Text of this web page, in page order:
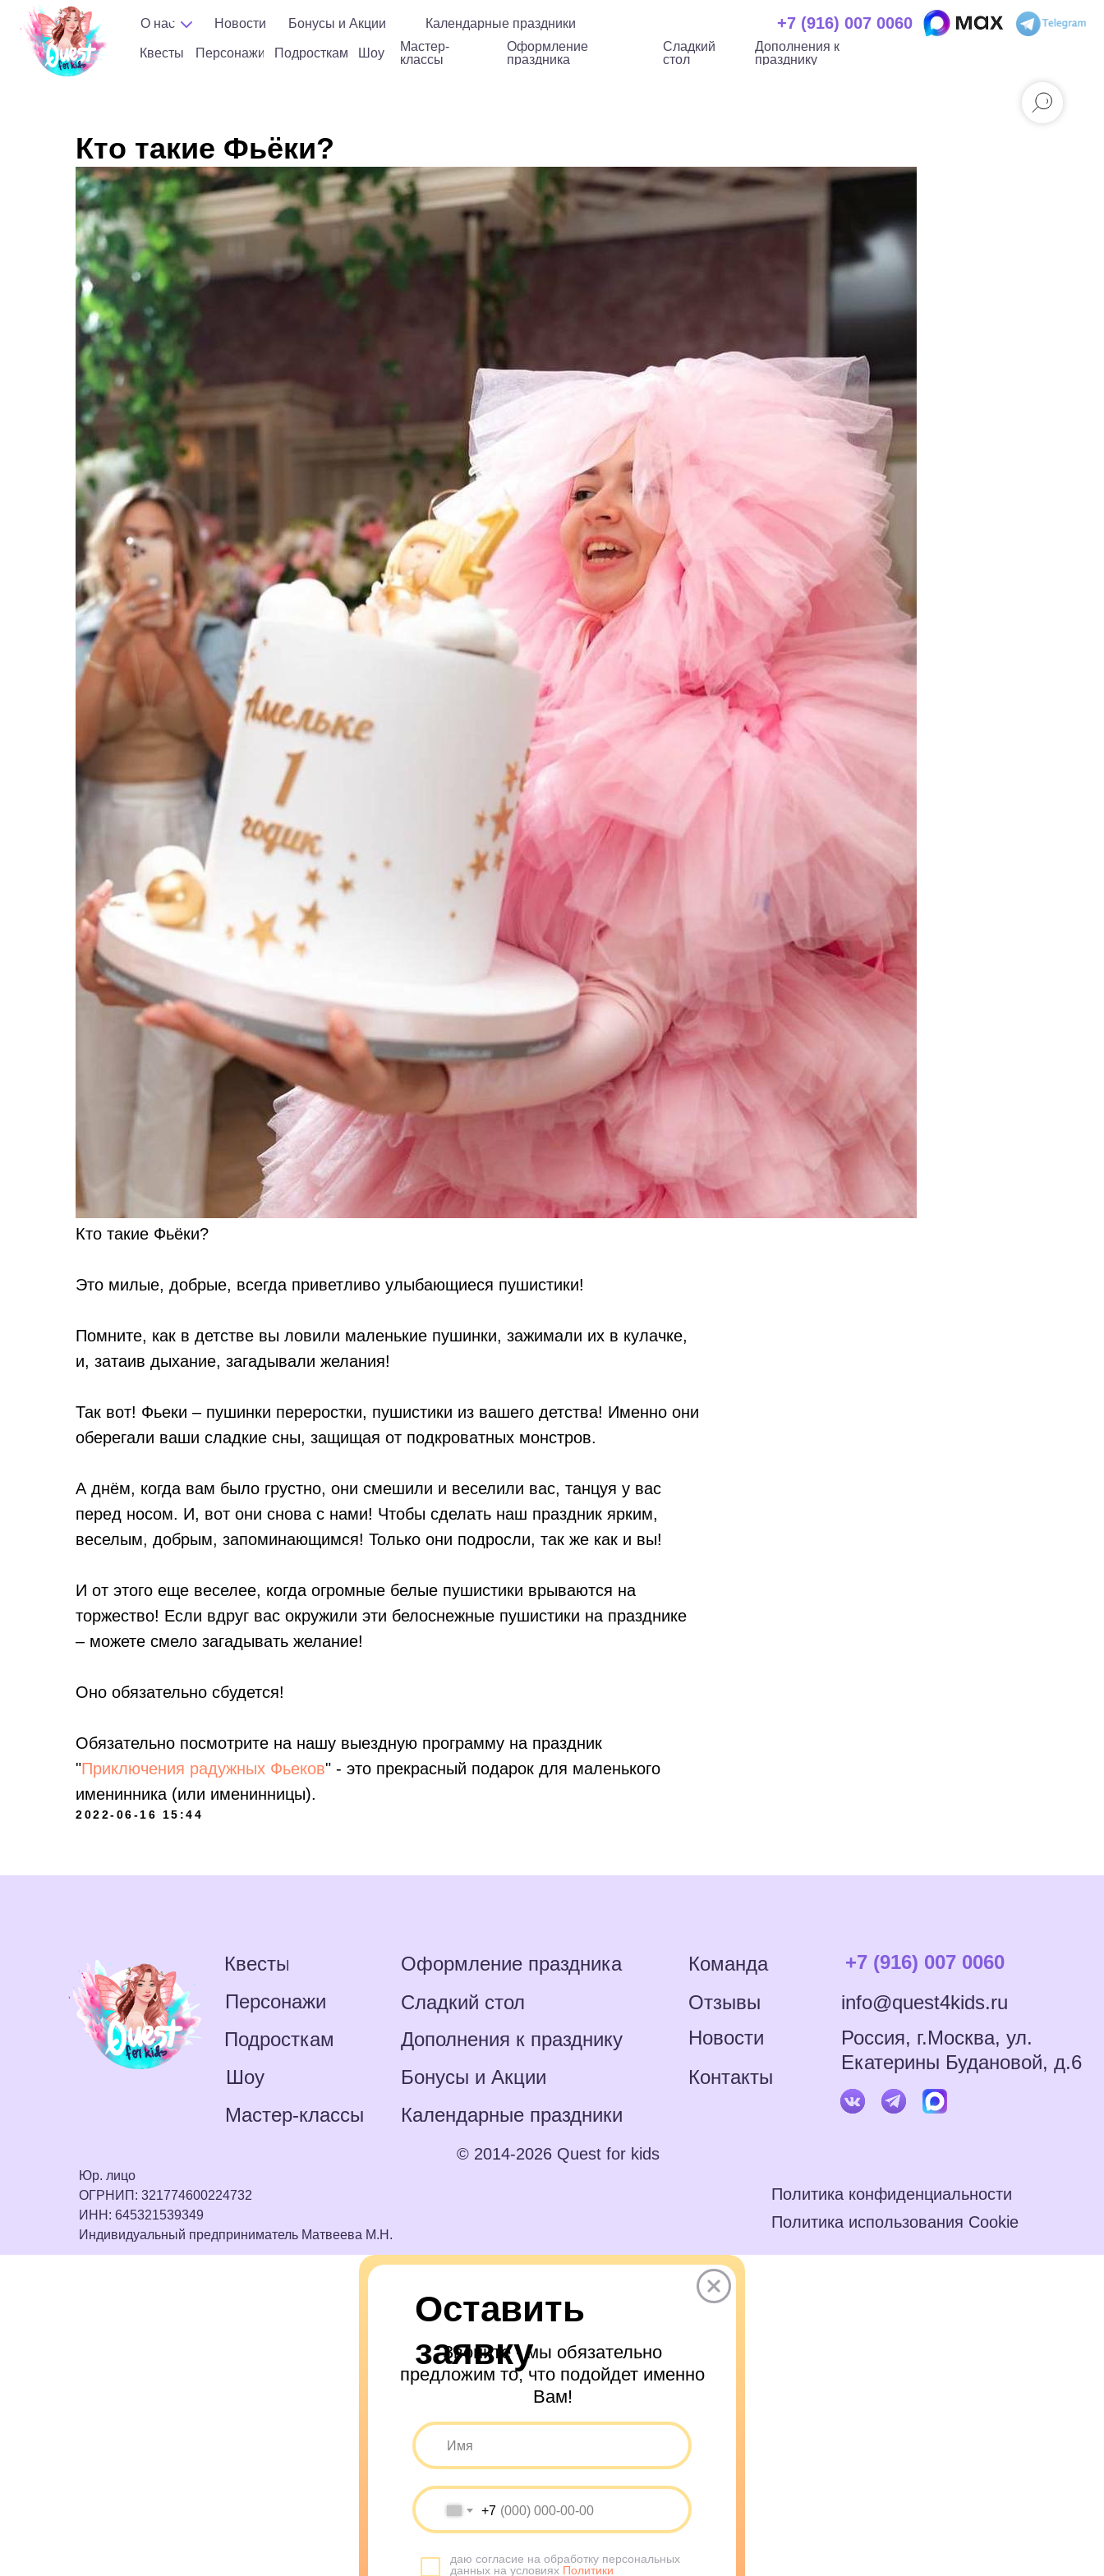
Квесты Персонажи Подросткам Шоу
Мастер-
классы
Оформление
праздника
Сладкий
стол
+7 (916) 007 0060
Дополнения к
празднику
Новости
О нас Календарные праздники
Бонусы и Акции
+7 (916) 007
0060
Квесты Персонажи Подросткам Шоу
Мастер-
классы
Оформление
праздника
Дополнения к празднику
Кто такие Фьёки?
Кто такие Фьёки?
Это милые, добрые, всегда приветливо улыбающиеся пушистики!
Помните, как в детстве вы ловили маленькие пушинки, зажимали их в кулачке,
и, затаив дыхание, загадывали желания!
Так вот! Фьеки – пушинки переростки, пушистики из вашего детства! Именно они
оберегали ваши сладкие сны, защищая от подкроватных монстров.
А днём, когда вам было грустно, они смешили и веселили вас, танцуя у вас
перед носом. И, вот они снова с нами! Чтобы сделать наш праздник ярким,
веселым, добрым, запоминающимся! Только они подросли, так же как и вы!
И от этого еще веселее, когда огромные белые пушистики врываются на
торжество! Если вдруг вас окружили эти белоснежные пушистики на празднике
– можете смело загадывать желание!
Оно обязательно сбудется!
Обязательно посмотрите на нашу выездную программу на праздник
"Приключения радужных Фьеков" - это прекрасный подарок для маленького
именинника (или именинницы).
2022-06-16 15:44
Квесты
Персонажи
Подросткам
Шоу
Мастер-классы
Оформление праздника
Сладкий стол
Дополнения к празднику
Бонусы и Акции
Календарные праздники
Политика конфиденциальности
Политика использования Cookie
info@quest4kids.ru
+7 (916) 007 0060
Россия, г.Москва, ул.
Екатерины Будановой, д.6
© 2014-2026 Quest for kids
Новости
Отзывы
Команда
Контакты
Юр. лицо
ОГРНИП: 321774600224732
ИНН: 645321539349
Индивидуальный предприниматель Матвеева М.Н.
+7
даю согласие на обработку персональных
данных на условиях Политики
Оставить
заявку
Звоните - мы обязательно
предложим то, что подойдет именно
Вам!